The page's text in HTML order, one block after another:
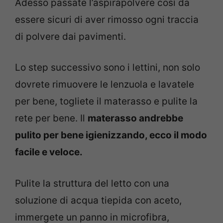
Adesso passate l’aspirapolvere così da
essere sicuri di aver rimosso ogni traccia
di polvere dai pavimenti.
Lo step successivo sono i lettini, non solo
dovrete rimuovere le lenzuola e lavatele
per bene, togliete il materasso e pulite la
rete per bene. Il materasso andrebbe
pulito per bene igienizzando, ecco il modo
facile e veloce.
Pulite la struttura del letto con una
soluzione di acqua tiepida con aceto,
immergete un panno in microfibra,